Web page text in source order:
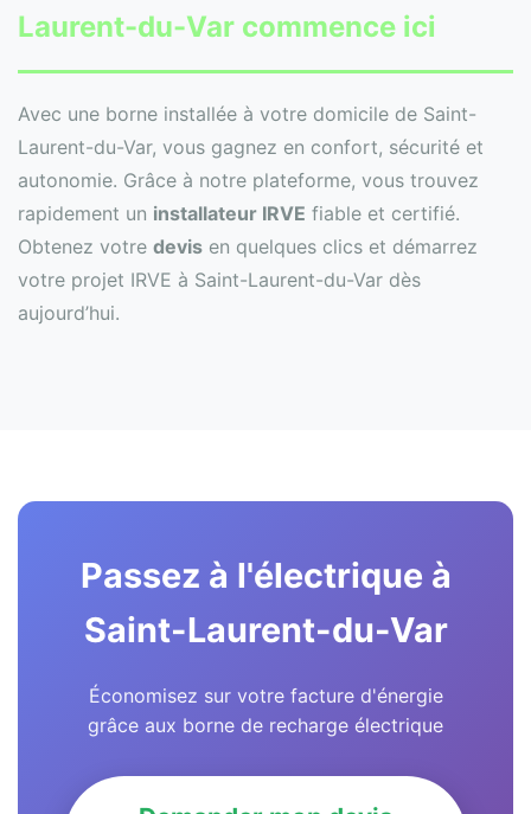
Laurent-du-Var commence ici
Avec une borne installée à votre domicile de Saint-
Laurent-du-Var, vous gagnez en confort, sécurité et
autonomie. Grâce à notre plateforme, vous trouvez
rapidement un installateur IRVE fiable et certifié.
Obtenez votre devis en quelques clics et démarrez
votre projet IRVE à Saint-Laurent-du-Var dès
aujourd’hui.
Passez à l'électrique à
Saint-Laurent-du-Var
Économisez sur votre facture d'énergie
grâce aux borne de recharge électrique